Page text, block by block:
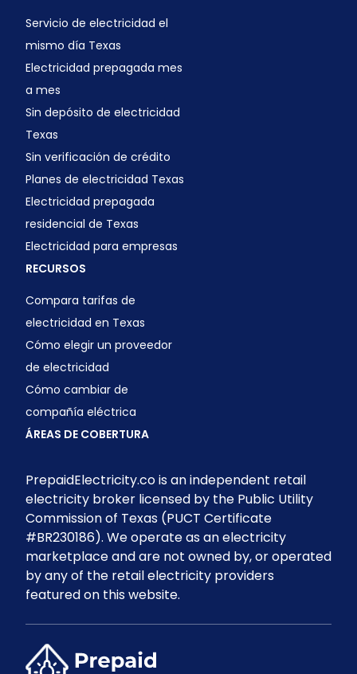
Servicio de electricidad el
mismo día Texas
Electricidad prepagada mes
a mes
Sin depósito de electricidad
Texas
Sin verificación de crédito
Planes de electricidad Texas
Electricidad prepagada
residencial de Texas
Electricidad para empresas
RECURSOS
Compara tarifas de
electricidad en Texas
Cómo elegir un proveedor
de electricidad
Cómo cambiar de
compañía eléctrica
ÁREAS DE COBERTURA
PrepaidElectricity.co is an independent retail
electricity broker licensed by the Public Utility
Commission of Texas (PUCT Certificate
#BR230186). We operate as an electricity
marketplace and are not owned by, or operated
by any of the retail electricity providers
featured on this website.